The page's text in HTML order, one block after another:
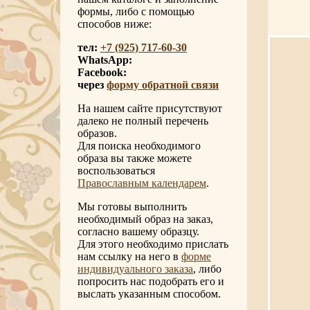
формы, либо с помощью
способов ниже:
тел: +7 (925) 717-60-30
WhatsApp:
Facebook:
через форму обратной связи
На нашем сайте присутствуют
далеко не полный перечень
образов.
Для поиска необходимого
образа вы также можете
воспользоваться
Православным календарем.
Мы готовы выполнить
необходимый образ на заказ,
согласно вашему образцу.
Для этого необходимо прислать
нам ссылку на него в форме
индивидуального заказа, либо
попросить нас подобрать его и
выслать указанным способом.